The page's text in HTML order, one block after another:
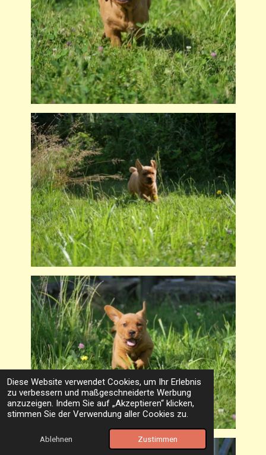
Diese Website verwendet Cookies, um Ihr Erlebnis
zu verbessern und maßgeschneiderte Werbung
anzuzeigen. Indem Sie auf „Akzeptieren“ klicken,
stimmen Sie der Verwendung aller Cookies zu.
Ablehnen Zustimmen